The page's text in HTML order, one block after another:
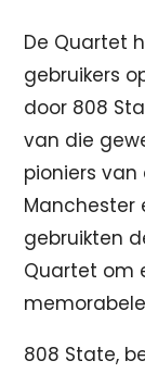
De Quartet
gebruikers
door 808
van die
pioniers van
Manchester
gebruikten
Quartet om
808 State,